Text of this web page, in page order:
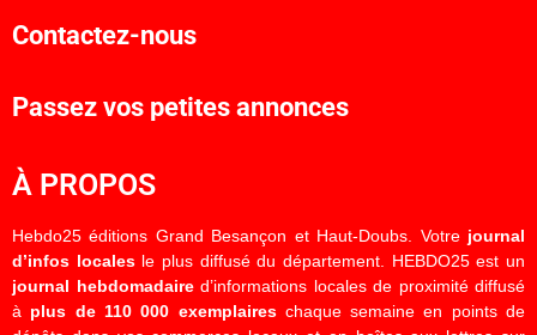
Contactez-nous
Passez vos petites annonces
À PROPOS
Hebdo25 éditions Grand Besançon et Haut-Doubs. Votre journal
d’infos localesle plus diffusé du département. HEBDO25 est un
journal hebdomadaired’informations locales de proximité diffusé
à plus de 110 000 exemplaireschaque semaine en points de